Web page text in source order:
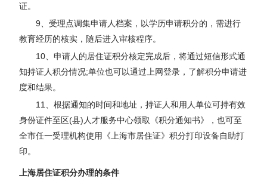
证。
9、受理点调集申请人档案，以学历申请积分的，需进行
教育经历的核实，随后进入审核程序。
10、申请人的居住证积分核定完成后，将通过短信形式通
知持证人积分情况;单位也可以通过上网登录，了解积分申请进
度和结果。
11、根据通知的时间和地址，持证人和用人单位可持有效
身份证件至区(县)人才服务中心领取《积分通知书》，也可至
全市任一受理机构使用《上海市居住证》积分打印设备自助打
印。
上海居住证积分办理的条件